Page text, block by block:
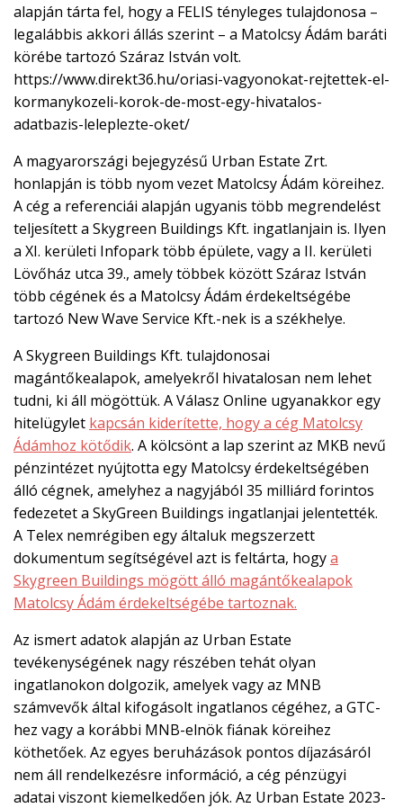
alapján tárta fel, hogy a FELIS tényleges tulajdonosa –
legalábbis akkori állás szerint – a Matolcsy Ádám baráti
körébe tartozó Száraz István volt.
https://www.direkt36.hu/oriasi-vagyonokat-rejtettek-el-
kormanykozeli-korok-de-most-egy-hivatalos-
adatbazis-leleplezte-oket/
A magyarországi bejegyzésű Urban Estate Zrt.
honlapján is több nyom vezet Matolcsy Ádám köreihez.
A cég a referenciái alapján ugyanis több megrendelést
teljesített a Skygreen Buildings Kft. ingatlanjain is. Ilyen
a XI. kerületi Infopark több épülete, vagy a II. kerületi
Lövőház utca 39., amely többek között Száraz István
több cégének és a Matolcsy Ádám érdekeltségébe
tartozó New Wave Service Kft.-nek is a székhelye.
A Skygreen Buildings Kft. tulajdonosai
magántőkealapok, amelyekről hivatalosan nem lehet
tudni, ki áll mögöttük. A Válasz Online ugyanakkor egy
hitelügylet kapcsán kiderítette, hogy a cég Matolcsy
Ádámhoz kötődik. A kölcsönt a lap szerint az MKB nevű
pénzintézet nyújtotta egy Matolcsy érdekeltségében
álló cégnek, amelyhez a nagyjából 35 milliárd forintos
fedezetet a SkyGreen Buildings ingatlanjai jelentették.
A Telex nemrégiben egy általuk megszerzett
dokumentum segítségével azt is feltárta, hogya
Skygreen Buildings mögött álló magántőkealapok
Matolcsy Ádám érdekeltségébe tartoznak.
Az ismert adatok alapján az Urban Estate
tevékenységének nagy részében tehát olyan
ingatlanokon dolgozik, amelyek vagy az MNB
számvevők által kifogásolt ingatlanos cégéhez, a GTC-
hez vagy a korábbi MNB-elnök fiának köreihez
köthetőek. Az egyes beruházások pontos díjazásáról
nem áll rendelkezésre információ, a cég pénzügyi
adatai viszont kiemelkedően jók. Az Urban Estate 2023-